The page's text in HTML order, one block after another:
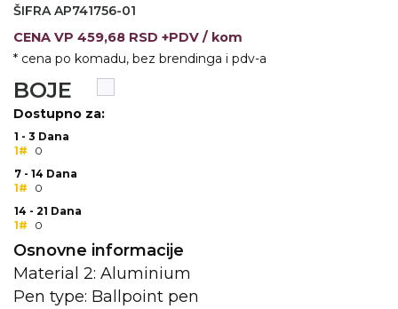
KOŠULJE
UNIFORME
STRETCH TOPS
SUBLIMACIJA
CRICKET UPALJAČI
ŠIBICA
JAKNE I PRSLUCI
HYGIENIC KOLEKCIJA
ŠIFRA AP741756-01
CENA VP 459,68 RSD +PDV / kom
* cena po komadu, bez brendinga i pdv-a
BOJE
Dostupno za:
1 - 3 Dana
1#
0
7 - 14 Dana
1#
0
14 - 21 Dana
1#
0
Osnovne informacije
Material 2: Aluminium
Pen type: Ballpoint pen